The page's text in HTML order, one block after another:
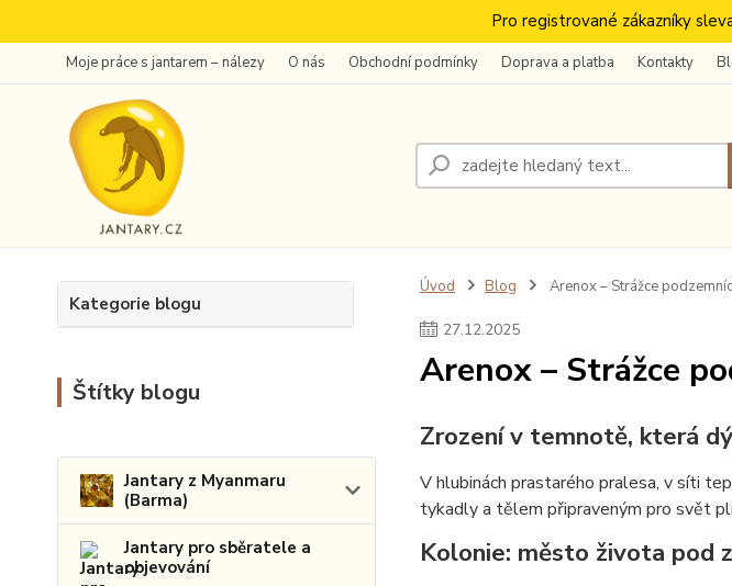
Pro registrované zákazníky
Moje práce s jantarem – nálezy O nás Obchodní podmínky Doprava a platba Kontakty
Kategorie blogu
Štítky blogu
Jantary z Myanmaru
(Barma)
Jantary pro sběratele a
objevování
Úvod Blog Arenox – Strážce
27.12.2025
Arenox – Strážce
Zrození v temnotě, která
V hlubinách prastarého pralesa, v síti
tykadly a tělem připraveným pro svět
Kolonie: město života pod